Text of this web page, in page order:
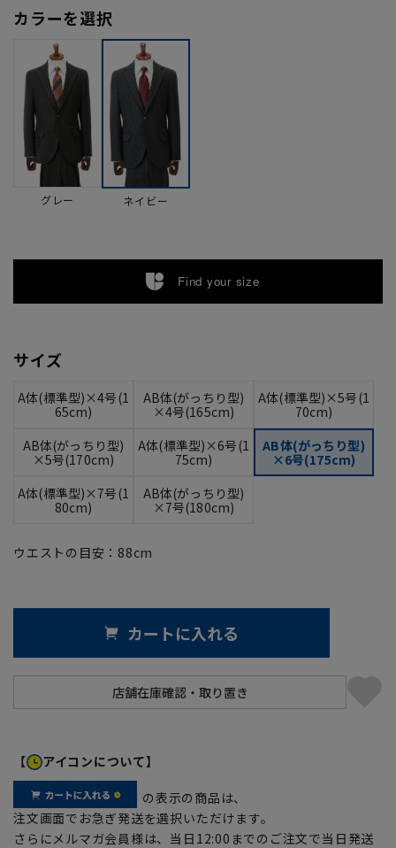
カラーを選択
グレー ネイビー
Find your size
サイズ
A体(標準型)×4号(1
65cm)
AB体(がっちり型)
×4号(165cm)
A体(標準型)×5号(1
70cm)
AB体(がっちり型)
×5号(170cm)
A体(標準型)×6号(1
75cm)
AB体(がっちり型)
×6号(175cm)
A体(標準型)×7号(1
80cm)
AB体(がっちり型)
×7号(180cm)
ウエストの目安： 88cm
カートに入れる
【 アイコンについて】
の表示の商品は、
注文画面でお急ぎ発送を選択いただけます。
さらにメルマガ会員様は、当日12:00までのご注文で当日発送